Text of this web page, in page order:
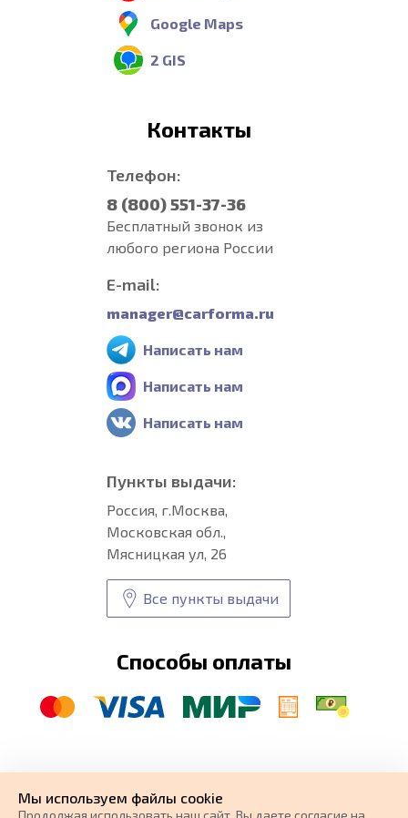
Google Maps
2 GIS
Контакты
Телефон:
8 (800) 551-37-36
Бесплатный звонок из
любого региона России
E-mail:
manager@carforma.ru
Написать нам
Написать нам
Написать нам
Пункты выдачи:
Россия, г.Москва,
Московская обл.,
Мясницкая ул, 26
Все пункты выдачи
Способы оплаты
автоковрики
разработка и
Мы используем файлы cookie
Продолжая использовать наш cайт, Вы даете согласие на